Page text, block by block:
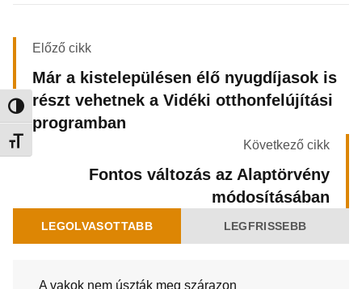
Nagy kontraszt váltása
Betűméret váltása
Előző cikk
Már a kistelepülésen élő nyugdíjasok is
részt vehetnek a Vidéki otthonfelújítási
programban
Következő cikk
Fontos változás az Alaptörvény
módosításában
LEGOLVASOTTABB LEGFRISSEBB
A vakok nem úszták meg szárazon